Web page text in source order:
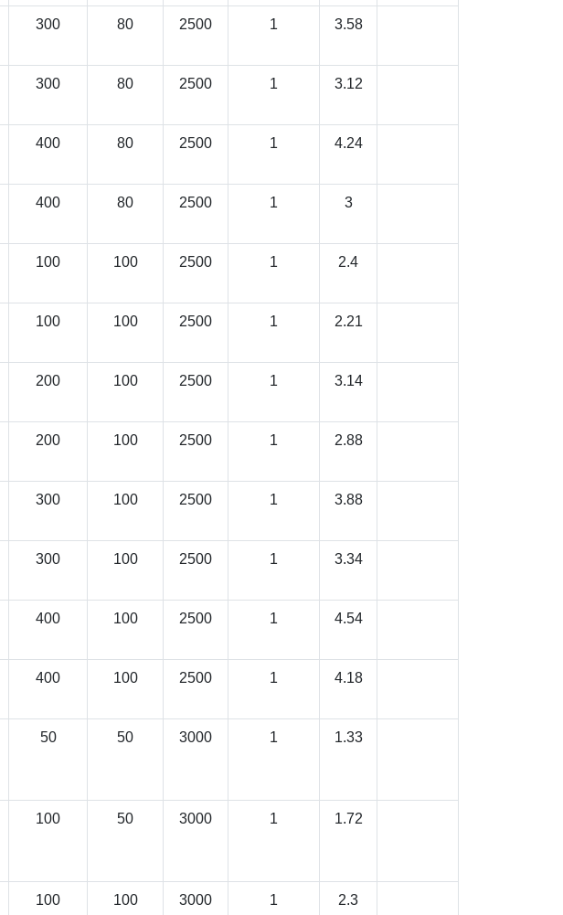
300 80 2500 1 3.58
300 80 2500 1 3.12
400 80 2500 1 4.24
400 80 2500 1 3
100 100 2500 1 2.4
100 100 2500 1 2.21
200 100 2500 1 3.14
200 100 2500 1 2.88
300 100 2500 1 3.88
300 100 2500 1 3.34
400 100 2500 1 4.54
400 100 2500 1 4.18
50 50 3000 1 1.33
100 50 3000 1 1.72
100 100 3000 1 2.3